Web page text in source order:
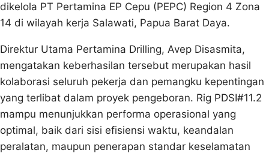
dikelola PT Pertamina EP Cepu (PEPC) Region 4 Zona
14 di wilayah kerja Salawati, Papua Barat Daya.
Direktur Utama Pertamina Drilling, Avep Disasmita,
mengatakan keberhasilan tersebut merupakan hasil
kolaborasi seluruh pekerja dan pemangku kepentingan
yang terlibat dalam proyek pengeboran. Rig PDSI#11.2
mampu menunjukkan performa operasional yang
optimal, baik dari sisi efisiensi waktu, keandalan
peralatan, maupun penerapan standar keselamatan